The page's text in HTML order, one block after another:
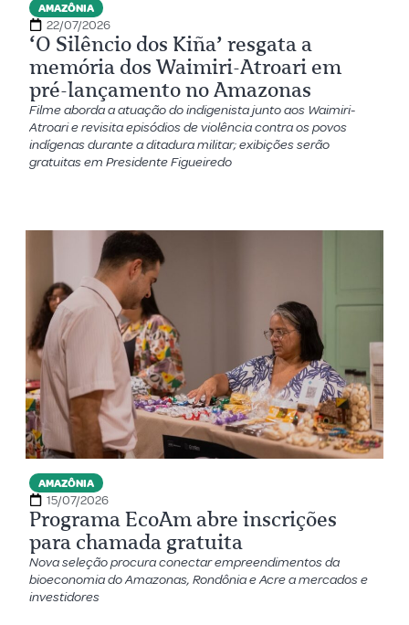
AMAZÔNIA
22/07/2026
‘O Silêncio dos Kiña’ resgata a
memória dos Waimiri-Atroari em
pré-lançamento no Amazonas
Filme aborda a atuação do indigenista junto aos Waimiri-
Atroari e revisita episódios de violência contra os povos
indígenas durante a ditadura militar; exibições serão
gratuitas em Presidente Figueiredo
AMAZÔNIA
15/07/2026
Programa EcoAm abre inscrições
para chamada gratuita
Nova seleção procura conectar empreendimentos da
bioeconomia do Amazonas, Rondônia e Acre a mercados e
investidores